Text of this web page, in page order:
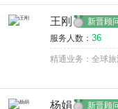
王刚 新晋顾
服务人数： 36
精通业务：全球
杨娟 新晋顾